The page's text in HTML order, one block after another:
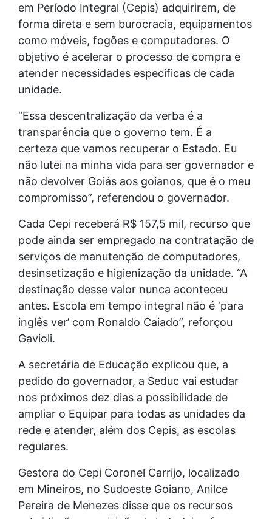
em Período Integral (Cepis) adquirirem, de
forma direta e sem burocracia, equipamentos
como móveis, fogões e computadores. O
objetivo é acelerar o processo de compra e
atender necessidades específicas de cada
unidade.
“Essa descentralização da verba é a
transparência que o governo tem. É a
certeza que vamos recuperar o Estado. Eu
não lutei na minha vida para ser governador e
não devolver Goiás aos goianos, que é o meu
compromisso”, referendou o governador.
Cada Cepi receberá R$ 157,5 mil, recurso que
pode ainda ser empregado na contratação de
serviços de manutenção de computadores,
desinsetização e higienização da unidade. “A
destinação desse valor nunca aconteceu
antes. Escola em tempo integral não é ‘para
inglês ver’ com Ronaldo Caiado”, reforçou
Gavioli.
A secretária de Educação explicou que, a
pedido do governador, a Seduc vai estudar
nos próximos dez dias a possibilidade de
ampliar o Equipar para todas as unidades da
rede e atender, além dos Cepis, as escolas
regulares.
Gestora do Cepi Coronel Carrijo, localizado
em Mineiros, no Sudoeste Goiano, Anilce
Pereira de Menezes disse que os recursos